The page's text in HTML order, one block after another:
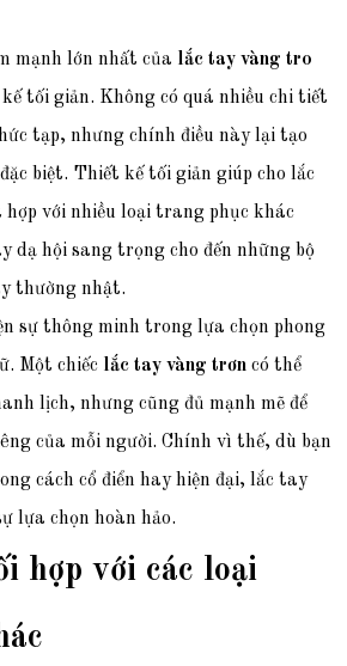
mạnh lớn nhất của lắc tay vàng tro
tối giản. Không có quá nhiều chi tiết
tạp, nhưng chính điều này lại tạo
biệt. Thiết kế tối giản giúp cho lắc
với nhiều loại trang phục khác
dạ hội sang trọng cho đến những bộ
thường nhật.
sự thông minh trong lựa chọn phong
Một chiếc lắc tay vàng trơn có thể
lịch, nhưng cũng đủ mạnh mẽ để
của mỗi người. Chính vì thế, dù bạn
cách cổ điển hay hiện đại, lắc tay
lựa chọn hoàn hảo.
hợp với các loại